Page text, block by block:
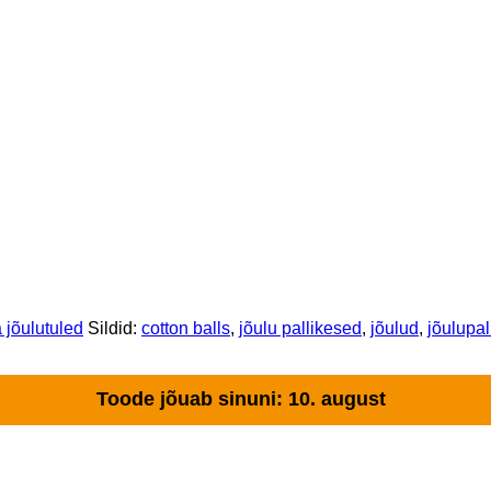
jõulutuled Sildid: cotton balls, jõulu pallikesed, jõulud,
Toode jõuab sinuni: 10. august